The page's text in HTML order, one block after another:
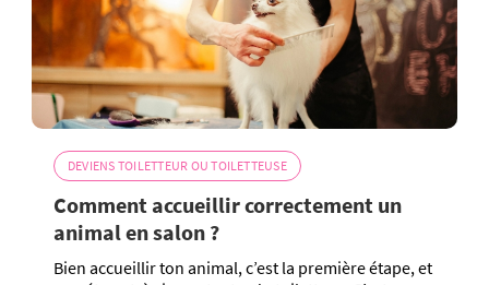
DEVIENS TOILETTEUR OU TOILETTEUSE
Comment accueillir correctement un
animal en salon ?
Bien accueillir ton animal, c’est la première étape, et